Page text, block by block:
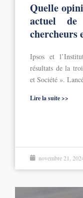
Quelle
actuel
chercheurs
Ipsos et
résultats de la
et Société ».
Lire la suite >>
novembre 21,